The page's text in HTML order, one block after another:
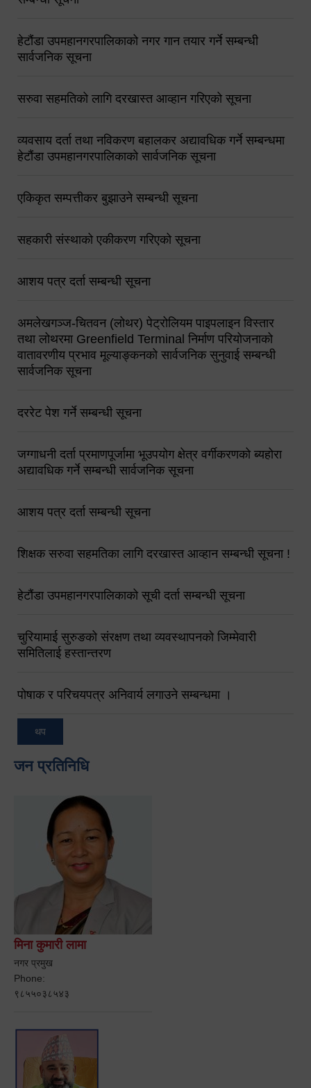
हेटौंडा उपमहानगरपालिकाको नगर गान तयार गर्ने सम्बन्धी
सार्वजनिक सूचना
सरुवा सहमतिको लागि दरखास्त आव्हान गरिएको सूचना
व्यवसाय दर्ता तथा नविकरण बहालकर अद्यावधिक गर्ने सम्बन्धमा
हेटौंडा उपमहानगरपालिकाको सार्वजनिक सूचना
एकिकृत सम्पत्तीकर बुझाउने सम्बन्धी सूचना
सहकारी संस्थाको एकीकरण गरिएको सूचना
आशय पत्र दर्ता सम्बन्धी सूचना
अमलेखगञ्ज-चितवन (लोथर) पेट्रोलियम पाइपलाइन विस्तार
तथा लोथरमा Greenfield Terminal निर्माण परियोजनाको
वातावरणीय प्रभाव मूल्याङ्कनको सार्वजनिक सुनुवाई सम्बन्धी
सार्वजनिक सूचना
दररेट पेश गर्ने सम्बन्धी सूचना
जग्गाधनी दर्ता प्रमाणपूर्जामा भूउपयोग क्षेत्र वर्गीकरणको ब्यहोरा
अद्यावधिक गर्ने सम्बन्धी सार्वजनिक सूचना
आशय पत्र दर्ता सम्बन्धी सूचना
शिक्षक सरुवा सहमतिका लागि दरखास्त आव्हान सम्बन्धी सूचना !
हेटौंडा उपमहानगरपालिकाको सूची दर्ता सम्बन्धी सूचना
चुरियामाई सुरुङको संरक्षण तथा व्यवस्थापनको जिम्मेवारी
समितिलाई हस्तान्तरण
पोषाक र परिचयपत्र अनिवार्य लगाउने सम्बन्धमा ।
थप
जन प्रतिनिधि
मिना कुमारी लामा
नगर प्रमुख
Phone:
९८५५०३८५४३